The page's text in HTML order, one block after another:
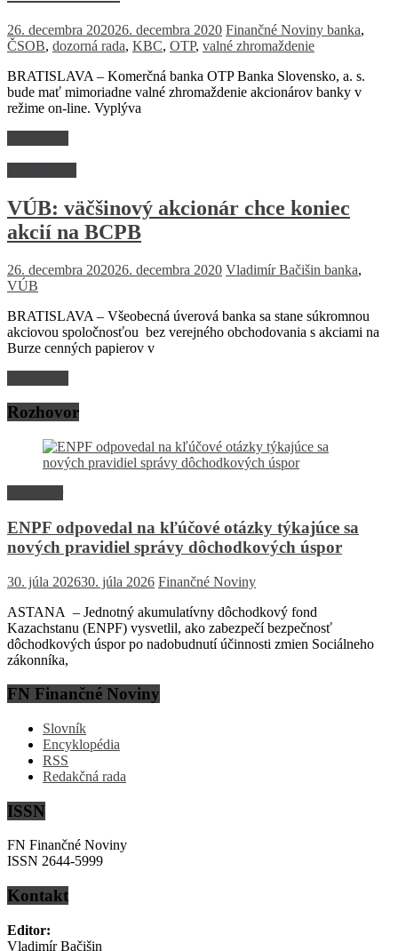
26. decembra 202026. decembra 2020 Finančné Noviny banka,
ČSOB, dozorná rada, KBC, OTP, valné zhromaždenie
BRATISLAVA – Komerčná banka OTP Banka Slovensko, a. s.
bude mať mimoriadne valné zhromaždenie akcionárov banky v
režime on-line. Vyplýva
VÚB: väčšinový akcionár chce koniec
akcií na BCPB
26. decembra 202026. decembra 2020 Vladimír Bačišin banka,
VÚB
BRATISLAVA – Všeobecná úverová banka sa stane súkromnou
akciovou spoločnosťou bez verejného obchodovania s akciami na
Burze cenných papierov v
Rozhovor
ENPF odpovedal na kľúčové otázky týkajúce sa
nových pravidiel správy dôchodkových úspor
30. júla 202630. júla 2026 Finančné Noviny
ASTANA – Jednotný akumulatívny dôchodkový fond
Kazachstanu (ENPF) vysvetlil, ako zabezpečí bezpečnosť
dôchodkových úspor po nadobudnutí účinnosti zmien Sociálneho
zákonníka,
FN Finančné Noviny
Slovník
Encyklopédia
RSS
Redakčná rada
ISSN
FN Finančné Noviny
ISSN 2644-5999
Kontakt
Editor:
Vladimír Bačišin